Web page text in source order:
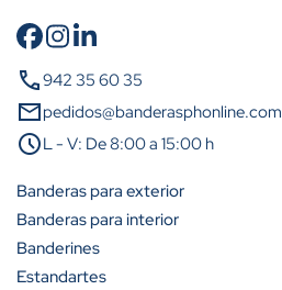
Cantidad
A partir de 2 unidades
A partir de 5 unidades
A partir de 10 unidades
A partir de 25 unidades
call942 35 60 35
mailpedidos@banderasphonline.com
scheduleL - V: De 8:00 a 15:00 h
Banderas para exterior
Banderas para interior
Banderines
Estandartes